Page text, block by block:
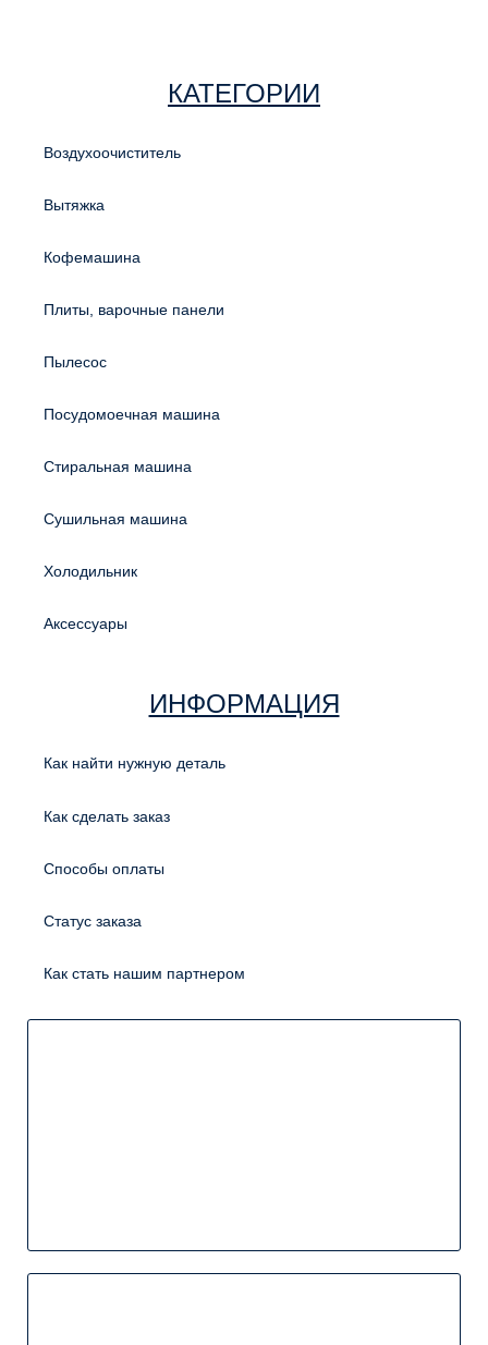
КАТЕГОРИИ
Воздухоочиститель
Вытяжка
Кофемашина
Плиты, варочные панели
Пылесос
Посудомоечная машина
Стиральная машина
Сушильная машина
Холодильник
Аксессуары
ИНФОРМАЦИЯ
Как найти нужную деталь
Как сделать заказ
Способы оплаты
Статус заказа
Как стать нашим партнером